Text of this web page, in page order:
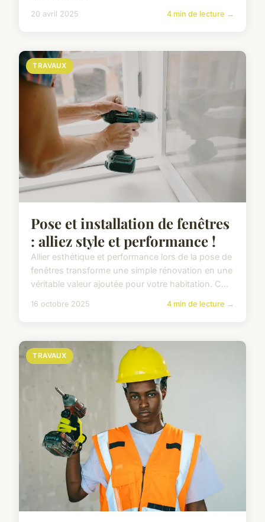
20 avril 2025 4 min de lecture →
TRAVAUX
Pose et installation de fenêtres
: alliez style et performance !
Allier esthétique et performance lors de la pose de
fenêtres transforme une simple rénovation en une
véritable valeur ajoutée pour votre habitation. C...
16 octobre 2025 4 min de lecture →
TRAVAUX